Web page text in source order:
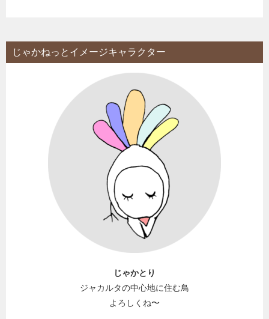
じゃかねっとイメージキャラクター
じゃかとり
ジャカルタの中心地に住む鳥
よろしくね〜